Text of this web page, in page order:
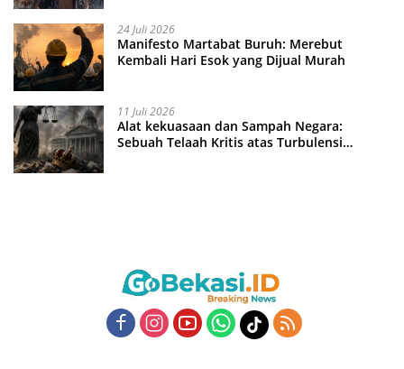
24 Juli 2026
Manifesto Martabat Buruh: Merebut
Kembali Hari Esok yang Dijual Murah
11 Juli 2026
Alat kekuasaan dan Sampah Negara:
Sebuah Telaah Kritis atas Turbulensi